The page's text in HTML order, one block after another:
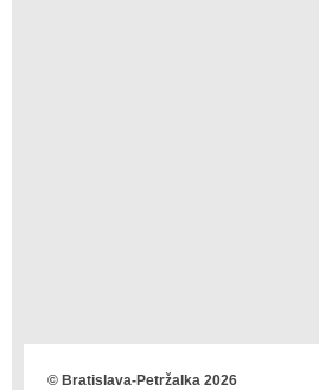
© Bratislava-Petržalka 2026